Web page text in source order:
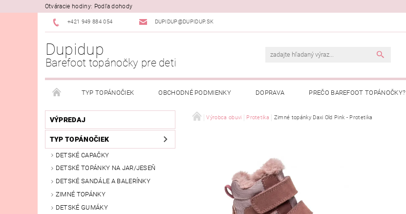
Otváracie hodiny: Podľa dohody
+421 949 884 054 DUPIDUP@DUPIDUP.SK
Dupidup
Barefoot topánočky pre deti
TYP TOPÁNOČIEK OBCHODNÉ PODMIENKY DOPRAVA PREČO BAREFOOT TOPÁNOČKY?
PODMIENKY OSOBNÝCH ÚDAJOV REKLAMAČNÝ PORIADOK PREČO NAKUPOVAŤ U NÁS?
VÝPREDAJ
TYP TOPÁNOČIEK
DETSKÉ CAPAČKY
DETSKÉ TOPÁNKY NA JAR/JESEŇ
DETSKÉ SANDÁLE A BALERÍNKY
ZIMNÉ TOPÁNKY
DETSKÉ GUMÁKY
Výrobca obuvi Protetika Zimné topánky Daxi Old Pink - Protetika